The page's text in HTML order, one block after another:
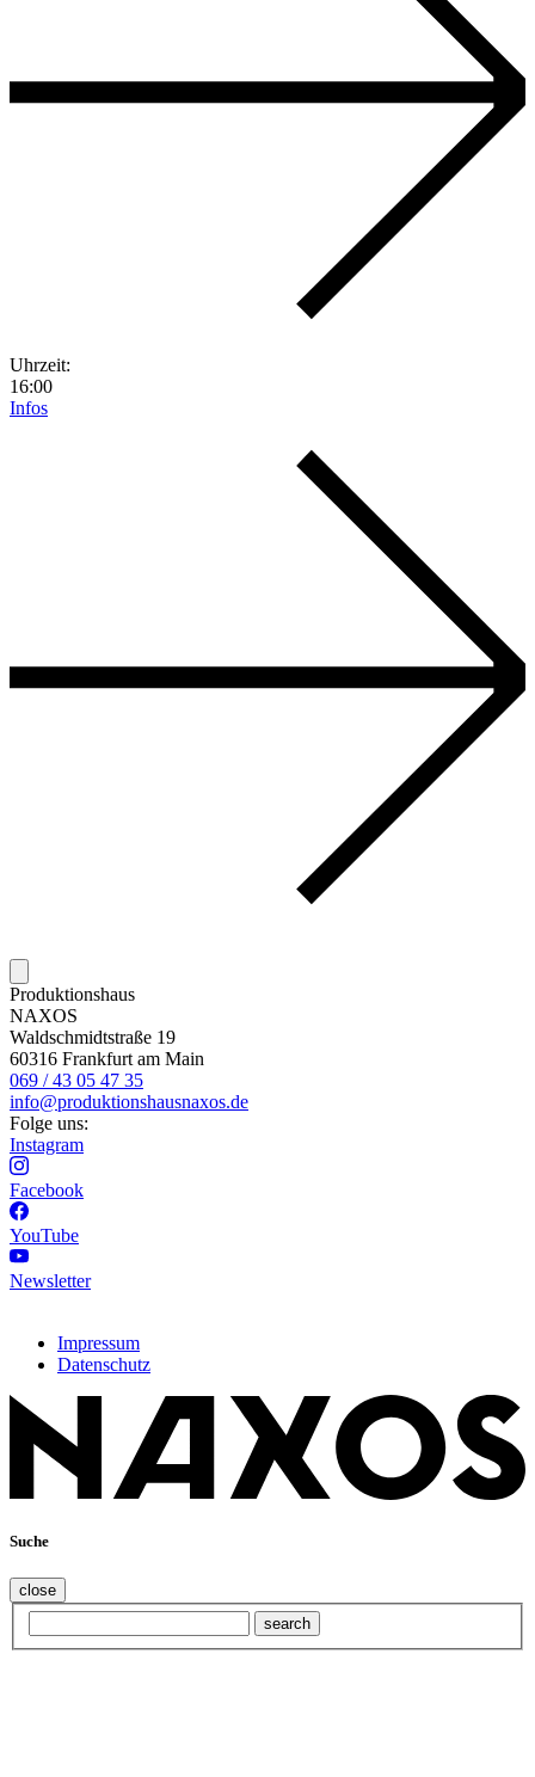
Uhrzeit:
16:00
Infos
Produktionshaus
NAXOS
Waldschmidtstraße 19
60316 Frankfurt am Main
069 / 43 05 47 35
info@produktionshausnaxos.de
Folge uns:
Instagram
Facebook
YouTube
Newsletter
Impressum
Datenschutz
Suche
close
search